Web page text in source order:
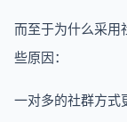
而至于为什么采用
些原因：
一对多的社群方式